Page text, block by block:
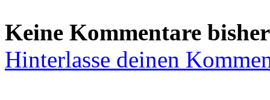
Keine Kommentare bisher
Hinterlasse deinen